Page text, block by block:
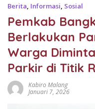
Berita, Informasi, Sosial
Pemkab
Berlakukan
Warga
Parkir di Titik
Kabiro Malang
Januari 7, 2026